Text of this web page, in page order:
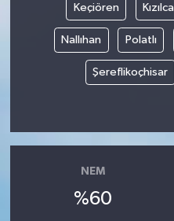
Keçiören
Nallıhan Polatlı
Şereflikoçhisar
NEM
%60